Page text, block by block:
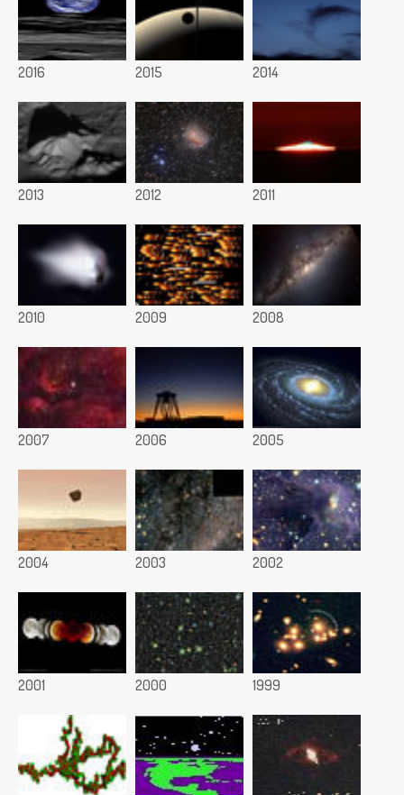
2016 2015 2014
2013 2012 2011
2010 2009 2008
2007 2006 2005
2004 2003 2002
2001 2000 1999